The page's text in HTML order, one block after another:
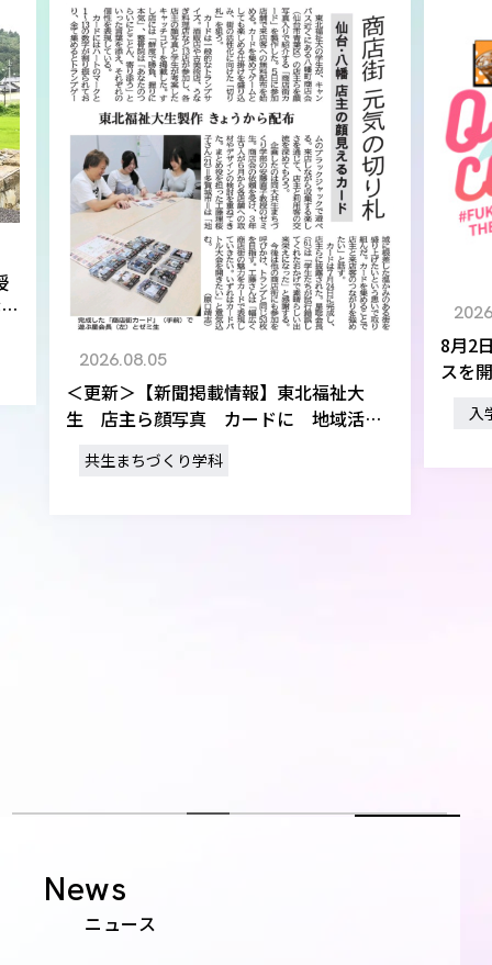
2026.08.05
＜更新＞【新聞掲載情報】東北福祉大
生 店主ら顔写真 カードに 地域活性
共生まちづくり学科
8月2
スを
入
News
ニュース